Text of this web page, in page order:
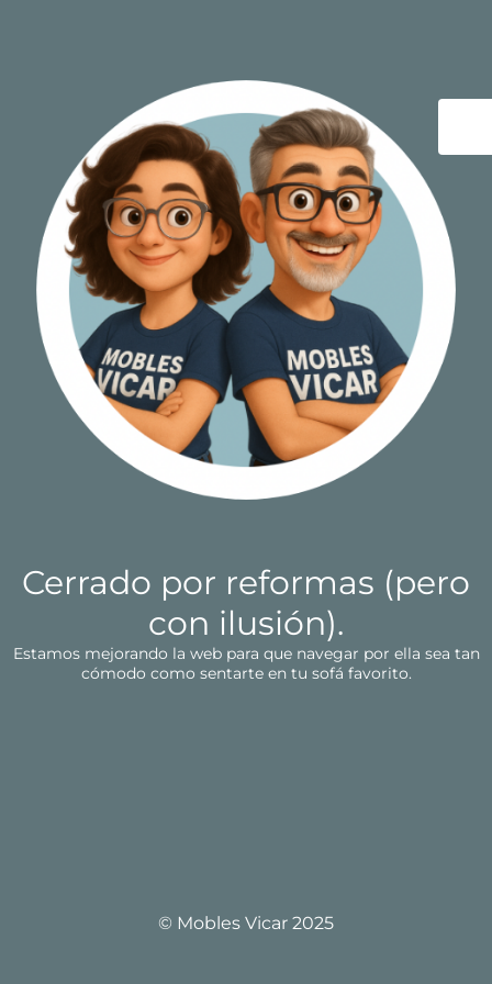
Cerrado por reformas (pero
con ilusión).
Estamos mejorando la web para que navegar por ella sea tan
cómodo como sentarte en tu sofá favorito.
© Mobles Vicar 2025